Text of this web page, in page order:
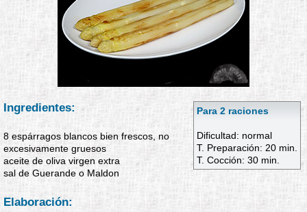
Para 2 raciones
Dificultad: normal
T. Preparación: 20 min.
T. Cocción: 30 min.
Ingredientes:
8 espárragos blancos bien frescos, no
excesivamente gruesos
aceite de oliva virgen extra
sal de Guerande o Maldon
Elaboración: